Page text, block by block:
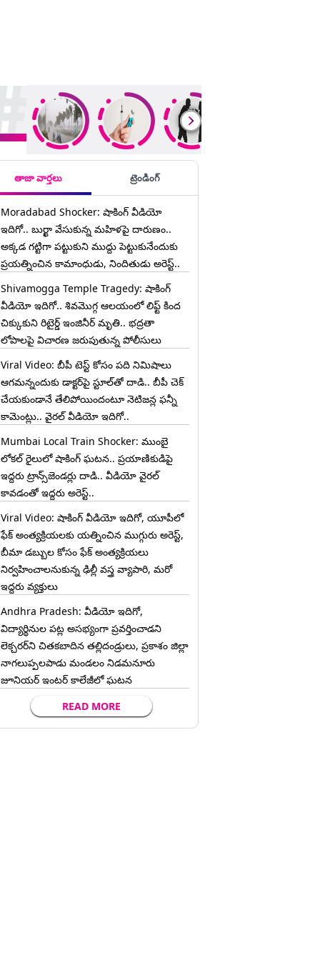
తాజా వార్తలు ట్రెండింగ్
Moradabad Shocker: షాకింగ్ వీడియో
ఇదిగో.. బుర్ఖా వేసుకున్న మహిళపై దారుణం..
అక్కడ గట్టిగా పట్టుకుని ముద్దు పెట్టుకునేందుకు
ప్రయత్నించిన కామాంధుడు, నిందితుడు అరెస్ట్..
Shivamogga Temple Tragedy: షాకింగ్
వీడియో ఇదిగో.. శివమొగ్గ ఆలయంలో లిఫ్ట్ కింద
చిక్కుకుని రిటైర్డ్ ఇంజినీర్ మృతి.. భద్రతా
లోపాలపై విచారణ జరుపుతున్న పోలీసులు
Viral Video: బీపీ టెస్ట్‌ కోసం పది నిమిషాలు
ఆగమన్నందుకు డాక్టర్‌పై స్టూల్‌తో దాడి.. బీపీ చెక్
చేయకుండానే తేలిపోయిందంటూ నెటిజన్ల ఫన్నీ
కామెంట్లు.. వైరల్ వీడియో ఇదిగో..
Mumbai Local Train Shocker: ముంబై
లోకల్ రైలులో షాకింగ్ ఘటన.. ప్రయాణికుడిపై
ఇద్దరు ట్రాన్స్‌జెండర్లు దాడి.. వీడియో వైరల్
కావడంతో ఇద్దరు అరెస్ట్..
Viral Video: షాకింగ్ వీడియో ఇదిగో, యూపీలో
ఫేక్ అంత్యక్రియలకు యత్నించిన ముగ్గురు అరెస్ట్,
బీమా డబ్బుల కోసం ఫేక్ అంత్యక్రియలు
నిర్వహించాలనుకున్న ఢిల్లీ వస్త్ర వ్యాపారి, మరో
ఇద్దరు వ్యక్తులు
Andhra Pradesh: వీడియో ఇదిగో,
విద్యార్థినుల పట్ల అసభ్యంగా ప్రవర్తించాడని
లెక్చ‌ర‌ర్‌ని చిత‌క‌బాదిన త‌ల్లిదండ్రులు, ప్రకాశం జిల్లా
నాగలుప్పలపాడు మండలం నిడమనూరు
జూనియర్ ఇంటర్ కాలేజీలో ఘటన
READ MORE